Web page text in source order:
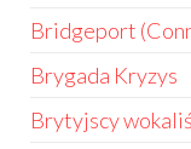
Bridgeport
Brygada Kryzys
Brytyjscy